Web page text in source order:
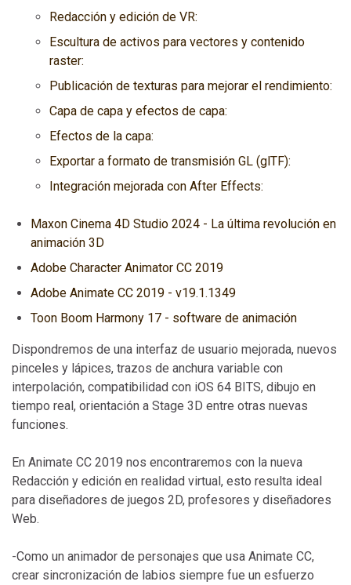
Redacción y edición de VR:
Escultura de activos para vectores y contenido
raster:
Publicación de texturas para mejorar el rendimiento:
Capa de capa y efectos de capa:
Efectos de la capa:
Exportar a formato de transmisión GL (glTF):
Integración mejorada con After Effects:
Maxon Cinema 4D Studio 2024 - La última revolución en
animación 3D
Adobe Character Animator CC 2019
Adobe Animate CC 2019 - v19.1.1349
Toon Boom Harmony 17 - software de animación
Dispondremos de una interfaz de usuario mejorada, nuevos
pinceles y lápices, trazos de anchura variable con
interpolación, compatibilidad con iOS 64 BITS, dibujo en
tiempo real, orientación a Stage 3D entre otras nuevas
funciones.
En Animate CC 2019 nos encontraremos con la nueva
Redacción y edición en realidad virtual, esto resulta ideal
para diseñadores de juegos 2D, profesores y diseñadores
Web.
-Como un animador de personajes que usa Animate CC,
crear sincronización de labios siempre fue un esfuerzo